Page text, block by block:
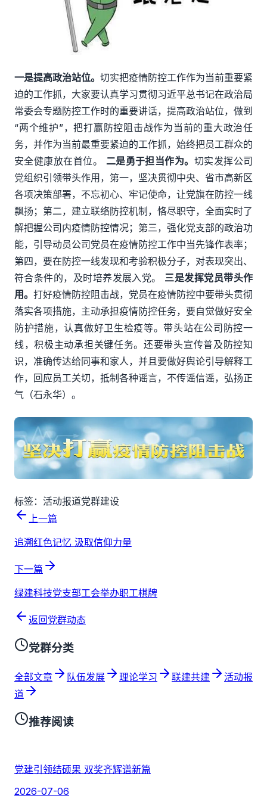
一是提高政治站位。 切实把疫情防控工作作为当前重要紧
迫的工作抓，大家要认真学习贯彻习近平总书记在政治局
常委会专题防控工作时的重要讲话，提高政治站位，做到
“两个维护”，把打赢防控阻击战作为当前的重大政治任
务，并作为当前最重要紧迫的工作抓，始终把员工群众的
安全健康放在首位。 二是勇于担当作为。 切实发挥公司
党组织引领带头作用，第一，坚决贯彻中央、省市高新区
各项决策部署，不忘初心、牢记使命，让党旗在防控一线
飘扬；第二，建立联络防控机制，恪尽职守，全面实时了
解把握公司内疫情防控情况；第三，强化党支部的政治功
能，引导动员公司党员在疫情防控工作中当先锋作表率；
第四，要在防控一线发现和考验积极分子，对表现突出、
符合条件的，及时培养发展入党。 三是发挥党员带头作
用。 打好疫情防控阻击战，党员在疫情防控中要带头贯彻
落实各项措施，主动承担疫情防控任务，要自觉做好安全
防护措施，认真做好卫生检疫等。带头站在公司防控一
线，积极主动承担关键任务。还要带头宣传普及防控知
识，准确传达给同事和家人，并且要做好舆论引导解释工
作，回应员工关切，抵制各种谣言，不传谣信谣，弘扬正
气（石永华）。
标签： 活动报道党群建设
上一篇
追溯红色记忆 汲取信仰力量
下一篇
绿建科技党支部工会举办职工棋牌
返回党群动态
党群分类
全部文章 队伍发展 理论学习 联建共建
活动报
道
推荐阅读
党建引领结硕果 双奖齐辉谱新篇
2026-07-06